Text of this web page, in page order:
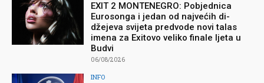
EXIT 2 MONTENEGRO: Pobjednica
Eurosonga i jedan od najvećih di-
džejeva svijeta predvode novi talas
imena za Exitovo veliko finale ljeta u
Budvi
06/08/2026
INFO